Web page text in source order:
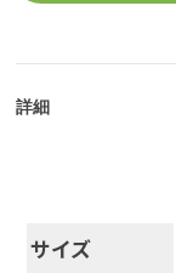
詳細
サイズ